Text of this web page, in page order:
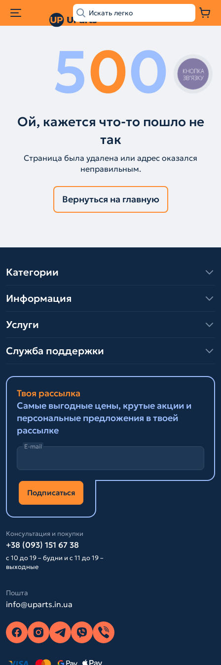
500
Ой, кажется что-то пошло не
так
Страница была удалена или адрес оказался
неправильным.
Вернуться на главную
Категории
Информация
Услуги
Служба поддержки
Твоя рассылка
Самые выгодные цены, крутые акции и
персональные предложения в твоей
рассылке
E-mail
Подписаться
Консультация и покупки
+38 (093) 151 67 38
с 10 до 19 – будни и с 11 до 19 –
выходные
Пошта
info@uparts.in.ua
КНОПКА
ЗВ'ЯЗКУ